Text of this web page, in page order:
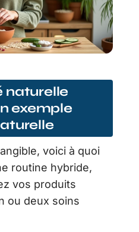
naturelle
exemple
voici à quoi
routine hybride,
vos produits
ou deux soins